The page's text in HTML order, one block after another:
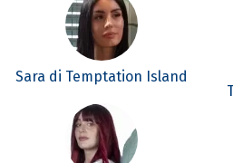
Sara di Temptation Island